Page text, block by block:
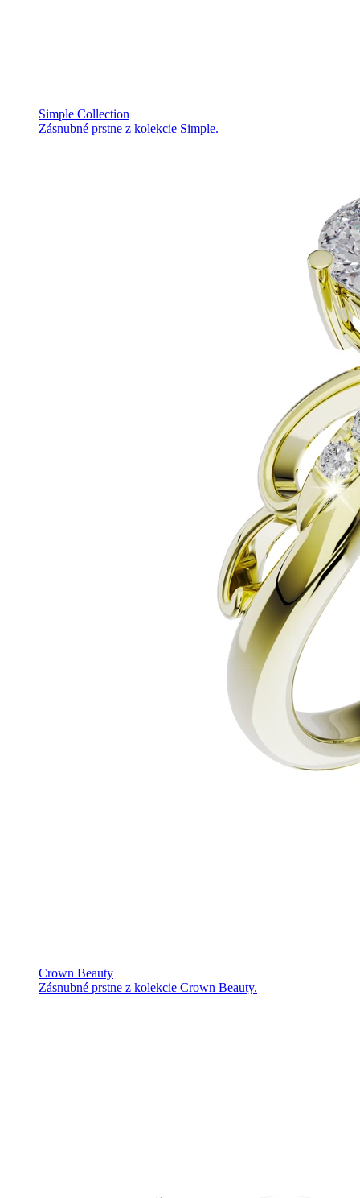
Simple Collection
Zásnubné prstne z kolekcie Simple.
Crown Beauty
Zásnubné prstne z kolekcie Crown Beauty.